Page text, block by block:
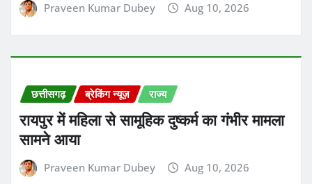
Praveen Kumar Dubey Aug 10, 2026
छत्तीसगढ़ ब्रेकिंग न्यूज़ राज्य
रावतपुरा कॉलोनी में श्री गुरु ज्वेलर्स को बनाया
निशाना; 20 लाख रुपए से ज्यादा का माल चोरी,
CCTV फुटेज खंगाल रही पुलिस